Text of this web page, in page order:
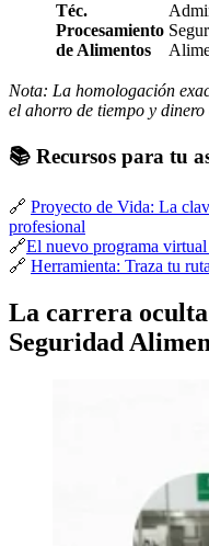
Téc.
Procesamiento
de Alimentos
Nota: La homologación
el ahorro de tiempo y dinero
📚 Recursos para tu
🔗 Proyecto de Vida: La
profesional
🔗El nuevo programa
🔗 Herramienta: Traza tu
La carrera
Seguridad